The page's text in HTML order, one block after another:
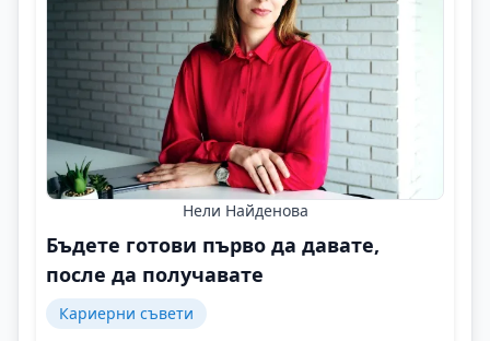
Нели Найденова
Бъдете готови първо да давате,
после да получавате
Кариерни съвети